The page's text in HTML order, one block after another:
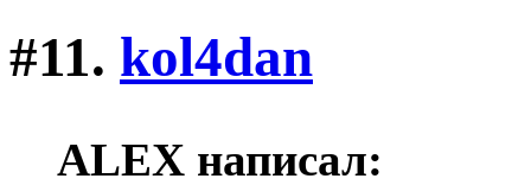
#11. kol4dan
ALEX написал: